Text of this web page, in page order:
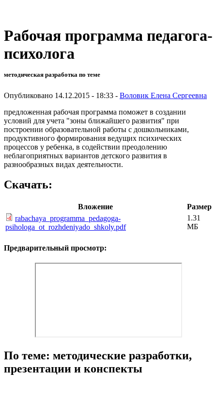
Рабочая программа педагога-
психолога
методическая разработка по теме
Опубликовано 14.12.2015 - 18:33 - Воловик Елена Сергеевна
предложенная рабочая программа поможет в создании
условий для учета "зоны ближайшего развития" при
построении образовательной работы с дошкольниками,
продуктивного формирования ведущих психических
процессов у ребенка, в содействии преодолению
неблагоприятных вариантов детского развития в
разнообразных видах деятельности.
Скачать:
Вложение
Размер
rabachaya_programma_pedagoga-
psihologa_ot_rozhdeniyado_shkoly.pdf
1.31
МБ
Предварительный просмотр:
По теме: методические разработки,
презентации и конспекты